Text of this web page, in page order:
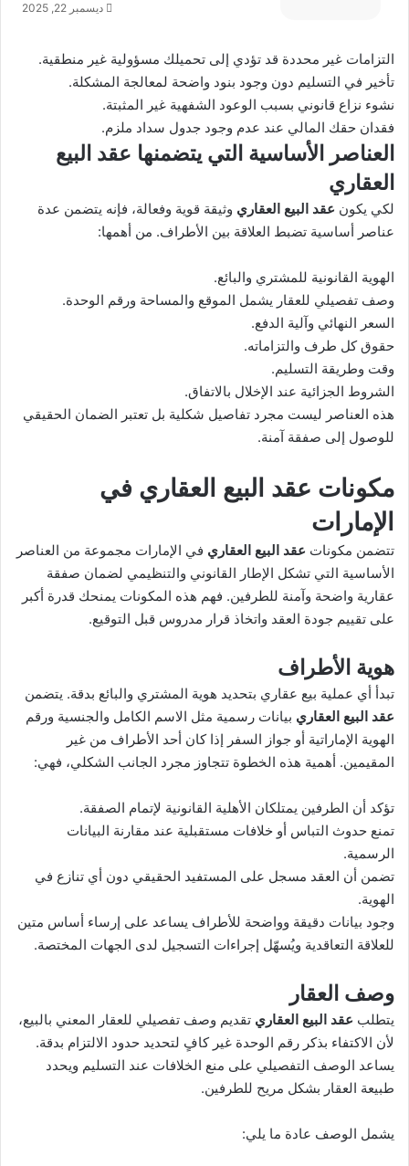
ديسمبر 22, 2025
التزامات غير محددة قد تؤدي إلى تحميلك مسؤولية غير منطقية.
تأخير في التسليم دون وجود بنود واضحة لمعالجة المشكلة.
نشوء نزاع قانوني بسبب الوعود الشفهية غير المثبتة.
فقدان حقك المالي عند عدم وجود جدول سداد ملزم.
العناصر الأساسية التي يتضمنها عقد البيع
العقاري
لكي يكون عقد البيع العقاري وثيقة قوية وفعالة، فإنه يتضمن عدة
عناصر أساسية تضبط العلاقة بين الأطراف. من أهمها:
الهوية القانونية للمشتري والبائع.
وصف تفصيلي للعقار يشمل الموقع والمساحة ورقم الوحدة.
السعر النهائي وآلية الدفع.
حقوق كل طرف والتزاماته.
وقت وطريقة التسليم.
الشروط الجزائية عند الإخلال بالاتفاق.
هذه العناصر ليست مجرد تفاصيل شكلية بل تعتبر الضمان الحقيقي
للوصول إلى صفقة آمنة.
مكونات عقد البيع العقاري في
الإمارات
تتضمن مكونات عقد البيع العقاري في الإمارات مجموعة من العناصر
الأساسية التي تشكل الإطار القانوني والتنظيمي لضمان صفقة
عقارية واضحة وآمنة للطرفين. فهم هذه المكونات يمنحك قدرة أكبر
على تقييم جودة العقد واتخاذ قرار مدروس قبل التوقيع.
هوية الأطراف
تبدأ أي عملية بيع عقاري بتحديد هوية المشتري والبائع بدقة. يتضمن
عقد البيع العقاري بيانات رسمية مثل الاسم الكامل والجنسية ورقم
الهوية الإماراتية أو جواز السفر إذا كان أحد الأطراف من غير
المقيمين. أهمية هذه الخطوة تتجاوز مجرد الجانب الشكلي، فهي:
تؤكد أن الطرفين يمتلكان الأهلية القانونية لإتمام الصفقة.
تمنع حدوث التباس أو خلافات مستقبلية عند مقارنة البيانات
الرسمية.
تضمن أن العقد مسجل على المستفيد الحقيقي دون أي تنازع في
الهوية.
وجود بيانات دقيقة وواضحة للأطراف يساعد على إرساء أساس متين
للعلاقة التعاقدية ويُسهّل إجراءات التسجيل لدى الجهات المختصة.
وصف العقار
يتطلب عقد البيع العقاري تقديم وصف تفصيلي للعقار المعني بالبيع،
لأن الاكتفاء بذكر رقم الوحدة غير كافٍ لتحديد حدود الالتزام بدقة.
يساعد الوصف التفصيلي على منع الخلافات عند التسليم ويحدد
طبيعة العقار بشكل مريح للطرفين.
يشمل الوصف عادة ما يلي: